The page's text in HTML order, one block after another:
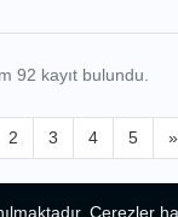
92 kayıt bulundu.
2 3 4 5 »
Çerezler